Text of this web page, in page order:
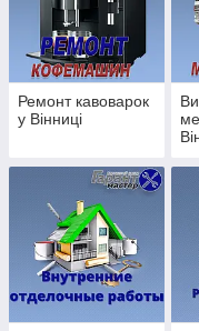
Київстар
Водафон
Ремонт кавоварок
у Вінниці